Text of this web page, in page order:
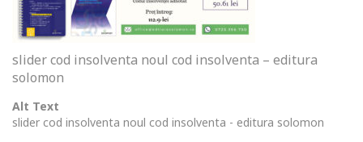
slider cod insolventa noul cod insolventa – editura
solomon
Alt Text
slider cod insolventa noul cod insolventa - editura solomon